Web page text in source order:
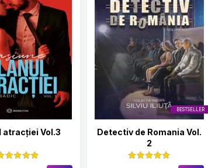
atracției Vol.3
BESTSELLER
Detectiv de Romania Vol.
2